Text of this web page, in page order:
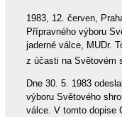
1983, 12. červen,
Přípravného výboru
jaderné válce, MUDr.
z účasti na Světovém
Dne 30. 5. 1983
výboru Světového
válce. V tomto dopise